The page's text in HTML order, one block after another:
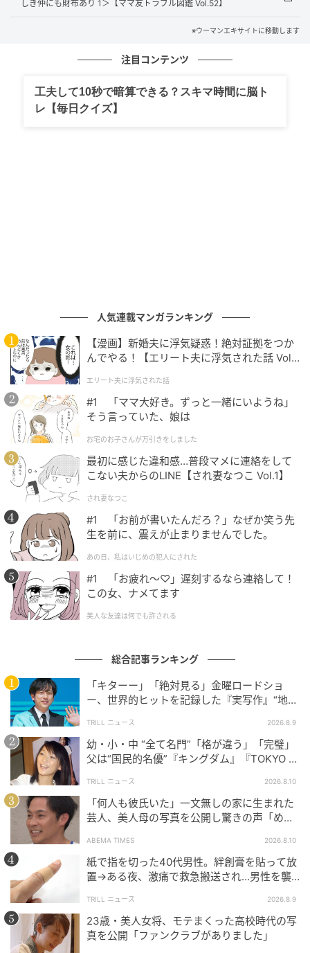
ウーマンエキサイト
ウーマンエキサイト
ウーマンエキサイト
ウーマンエキサイト
しき仲にも財布あり 1＞【ママ友トラブル図鑑 Vol.52】
※ウーマンエキサイトに移動します
注目コンテンツ
工夫して10秒で暗算できる？スキマ時間に脳ト
レ【毎日クイズ】
人気連載マンガランキング
【漫画】新婚夫に浮気疑惑！絶対証拠をつか
んでやる！【エリート夫に浮気された話 Vol.
エリート夫に浮気された話
#1 「ママ大好き。ずっと一緒にいようね」
そう言っていた、娘は
お宅のお子さんが万引きをしました
最初に感じた違和感…普段マメに連絡をして
こない夫からのLINE【され妻なつこ Vol.1】
され妻なつこ
#1 「お前が書いたんだろ？」なぜか笑う先
生を前に、震えが止まりませんでした。
あの日、私はいじめの犯人にされた
#1 「お疲れ〜♡」遅刻するなら連絡して！
この女、ナメてます
美人な友達は何でも許される
総合記事ランキング
「キターー」「絶対見る」金曜ロードショ
ー、世界的ヒットを記録した『実写作』“地上
TRILL ニュース 2026.8.9
幼・小・中 “全て名門”「格が違う」「完璧」
父は“国民的名優”『キングダム』『TOKYO M
TRILL ニュース 2026.8.10
「何人も彼氏いた」一文無しの家に生まれた
芸人、美人母の写真を公開し驚きの声「めち
ABEMA TIMES 2026.8.10
紙で指を切った40代男性。絆創膏を貼って放
置→ある夜、激痛で救急搬送され…男性を襲
TRILL ニュース 2026.8.9
23歳・美人女将、モテまくった高校時代の写
真を公開「ファンクラブがありました」